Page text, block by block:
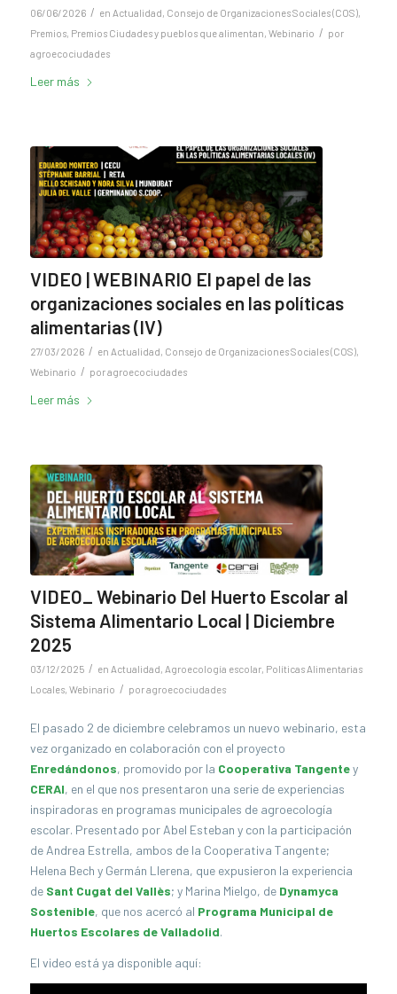
06/06/2026 / en Actualidad, Consejo de Organizaciones Sociales (COS),
Premios, Premios Ciudades y pueblos que alimentan, Webinario / por
agroecociudades
Leer más
VIDEO | WEBINARIO El papel de las
organizaciones sociales en las políticas
alimentarias (IV)
27/03/2026 / en Actualidad, Consejo de Organizaciones Sociales (COS),
Webinario / poragroecociudades
Leer más
VIDEO_ Webinario Del Huerto Escolar al
Sistema Alimentario Local | Diciembre
2025
03/12/2025 / en Actualidad, Agroecología escolar, Políticas Alimentarias
Locales, Webinario / poragroecociudades
El pasado 2 de diciembre celebramos un nuevo webinario, esta
vez organizado en colaboración con el proyecto
Enredándonos, promovido por la Cooperativa Tangentey
CERAI, en el que nos presentaron una serie de experiencias
inspiradoras en programas municipales de agroecología
escolar. Presentado por Abel Esteban y con la participación
de Andrea Estrella, ambos de la Cooperativa Tangente;
Helena Bech y Germán Llerena, que expusieron la experiencia
deSant Cugat del Vallès; y Marina Mielgo, de Dynamyca
Sostenible, que nos acercó al Programa Municipal de
Huertos Escolares de Valladolid.
El video está ya disponible aquí: